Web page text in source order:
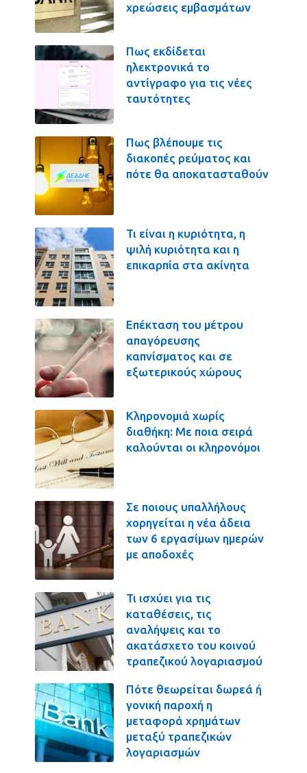
χρεώσεις εμβασμάτων
Πως εκδίδεται
ηλεκτρονικά το
αντίγραφο για τις νέες
ταυτότητες
Πως βλέπουμε τις
διακοπές ρεύματος και
πότε θα αποκατασταθούν
Τι είναι η κυριότητα, η
ψιλή κυριότητα και η
επικαρπία στα ακίνητα
Επέκταση του μέτρου
απαγόρευσης
καπνίσματος και σε
εξωτερικούς χώρους
Κληρονομιά χωρίς
διαθήκη: Με ποια σειρά
καλούνται οι κληρονόμοι
Σε ποιους υπαλλήλους
χορηγείται η νέα άδεια
των 6 εργασίμων ημερών
με αποδοχές
Τι ισχύει για τις
καταθέσεις, τις
αναλήψεις και το
ακατάσχετο του κοινού
τραπεζικού λογαριασμού
Πότε θεωρείται δωρεά ή
γονική παροχή η
μεταφορά χρημάτων
μεταξύ τραπεζικών
λογαριασμών